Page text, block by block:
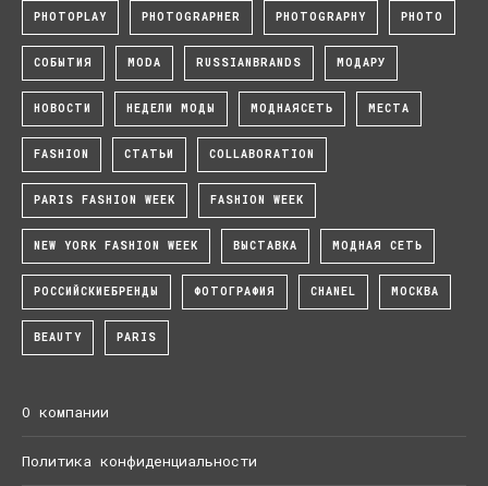
PHOTOPLAY PHOTOGRAPHER PHOTOGRAPHY PHOTO
СОБЫТИЯ MODA RUSSIANBRANDS МОДАРУ
НОВОСТИ НЕДЕЛИ МОДЫ МОДНАЯСЕТЬ МЕСТА
FASHION СТАТЬИ COLLABORATION
PARIS FASHION WEEK FASHION WEEK
NEW YORK FASHION WEEK ВЫСТАВКА МОДНАЯ СЕТЬ
РОССИЙСКИЕБРЕНДЫ ФОТОГРАФИЯ CHANEL МОСКВА
BEAUTY PARIS
О компании
Политика конфиденциальности